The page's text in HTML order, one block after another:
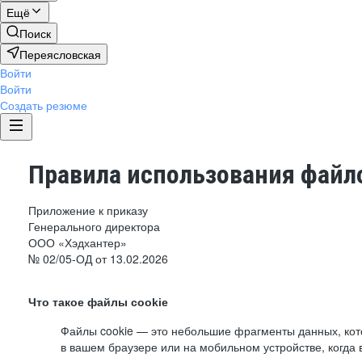
Ещё
Поиск
Переясловская
Войти
Войти
Создать резюме
Правила использования
Приложение к приказу
Генерального директора
ООО «Хэдхантер»
№ 02/05-ОД от 13.02.2026
Что такое файлы cookie
Файлы cookie — это небольшие фрагменты данных,
в вашем браузере или на мобильном устройстве,